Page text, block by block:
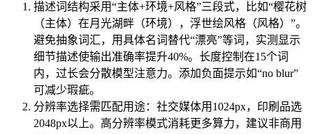
描述词结构采用“主体+环境+风格”三段式，比如“樱花树
（主体）在月光湖畔（环境），浮世绘风格（风格）”。
避免抽象词汇，用具体名词替代“漂亮”等词，实测显示
细节描述使输出准确率提升40%。长度控制在15个词
内，过长会分散模型注意力。添加负面提示如“no blur”
可减少瑕疵。
分辨率选择需匹配用途：社交媒体用1024px，印刷品选
2048px以上。高分辨率模式消耗更多算力，建议非商用